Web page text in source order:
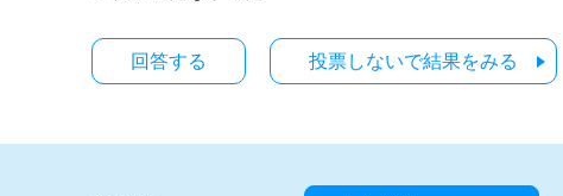
投票しないで結果をみる